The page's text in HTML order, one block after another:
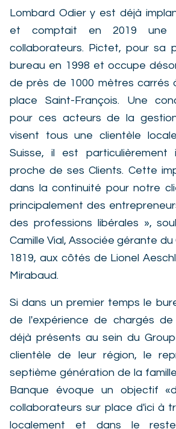
Lombard Odier y est déjà
et comptait en 2019 une
collaborateurs. Pictet, pour sa
bureau en 1998 et occupe
de près de 1000 mètres carrés
place Saint-François. Une
pour ces acteurs de la
visent tous une clientèle
Suisse, il est particulièrement
proche de ses Clients. Cette
dans la continuité pour notre
principalement des
des professions libérales »,
Camille Vial, Associée gérante
1819, aux côtés de Lionel
Mirabaud.
Si dans un premier temps le
de l'expérience de chargés de
déjà présents au sein du
clientèle de leur région, le
septième génération de la
Banque évoque un objectif
collaborateurs sur place d'ici à
localement et dans le